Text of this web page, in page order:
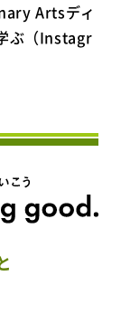
Artsディ
ぶ（Instagr